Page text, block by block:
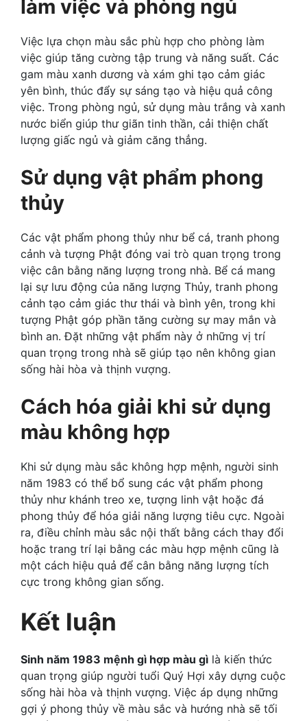
làm việc và phòng ngủ
Việc lựa chọn màu sắc phù hợp cho phòng làm
việc giúp tăng cường tập trung và năng suất. Các
gam màu xanh dương và xám ghi tạo cảm giác
yên bình, thúc đẩy sự sáng tạo và hiệu quả công
việc. Trong phòng ngủ, sử dụng màu trắng và xanh
nước biển giúp thư giãn tinh thần, cải thiện chất
lượng giấc ngủ và giảm căng thẳng.
Sử dụng vật phẩm phong
thủy
Các vật phẩm phong thủy như bể cá, tranh phong
cảnh và tượng Phật đóng vai trò quan trọng trong
việc cân bằng năng lượng trong nhà. Bể cá mang
lại sự lưu động của năng lượng Thủy, tranh phong
cảnh tạo cảm giác thư thái và bình yên, trong khi
tượng Phật góp phần tăng cường sự may mắn và
bình an. Đặt những vật phẩm này ở những vị trí
quan trọng trong nhà sẽ giúp tạo nên không gian
sống hài hòa và thịnh vượng.
Cách hóa giải khi sử dụng
màu không hợp
Khi sử dụng màu sắc không hợp mệnh, người sinh
năm 1983 có thể bổ sung các vật phẩm phong
thủy như khánh treo xe, tượng linh vật hoặc đá
phong thủy để hóa giải năng lượng tiêu cực. Ngoài
ra, điều chỉnh màu sắc nội thất bằng cách thay đổi
hoặc trang trí lại bằng các màu hợp mệnh cũng là
một cách hiệu quả để cân bằng năng lượng tích
cực trong không gian sống.
Kết luận
Sinh năm 1983 mệnh gì hợp màu gì là kiến thức
quan trọng giúp người tuổi Quý Hợi xây dựng cuộc
sống hài hòa và thịnh vượng. Việc áp dụng những
gợi ý phong thủy về màu sắc và hướng nhà sẽ tối